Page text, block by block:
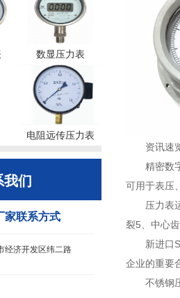
数显压力表
电阻远传压力表
我们
家联系方式
经济开发区纬二路
资讯速
精密数
可用于表压
压力表
裂5、中心
新进口
企业的重要
不锈钢